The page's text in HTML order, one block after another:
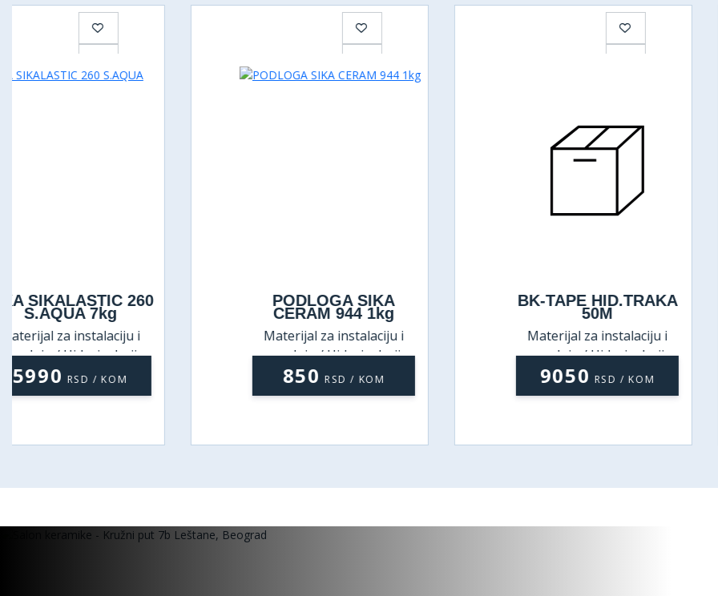
PODLOGA SIKA
CERAM 944 1kg
Materijal za instalaciju i
ugradnju / Hidroizolacija
850
BK-TAPE HID.TRAKA
Materijal za instalaciju i
ugradnju / Hidroizolacija
9050
BK-TAPE
Materijal za
ugradnju /
1850